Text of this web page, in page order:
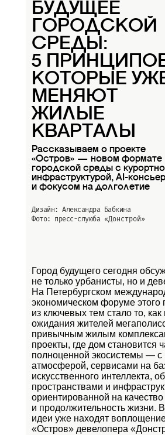
БУДУЩЕЕ
ГОРОДСКОЙ
СРЕДЫ:
5
КОТОРЫЕ
МЕНЯЮТ
ЖИЛЫЕ
КВАРТАЛЫ
Рассказываем о проекте
«Остров» — новом формате
городской среды с
инфраструктурой, AI-
и фокусом на долголетие
Дизайн: Александра Бабкина
Фото: пресс-слуюба «Донстрой»
Город будущего сегодня
не только урбанисты, но и
На Петербургском
экономическом форуме этого
из ключевых тем стало то,
ожидания жителей
привычным жилым
проекты, где дом становится
полноценной экосистемы — с
атмосферой, сервисами на
искусственного интеллекта,
пространствами и
ориентированной на качество
и продолжительность жизни.
идеи уже находят
«Остров» девелопера